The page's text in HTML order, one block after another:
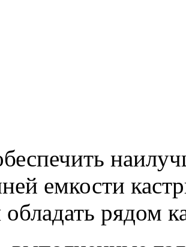
емкости
рядом